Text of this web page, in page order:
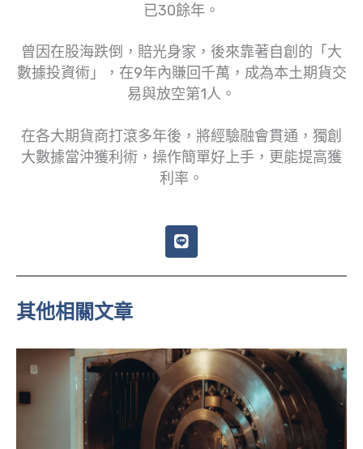
已30餘年。
曾因在股海跌倒，賠光身家，後來靠著自創的「大
數據投資術」，在9年內賺回千萬，成為本土期貨交
易與放空第1人。
在各大期貨商打滾多年後，將經驗融會貫通，獨創
大數據當沖獲利術，操作簡單好上手，更能提高獲
利率。
L
i
e
其他相關文章